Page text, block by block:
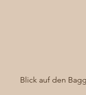
Blick auf den